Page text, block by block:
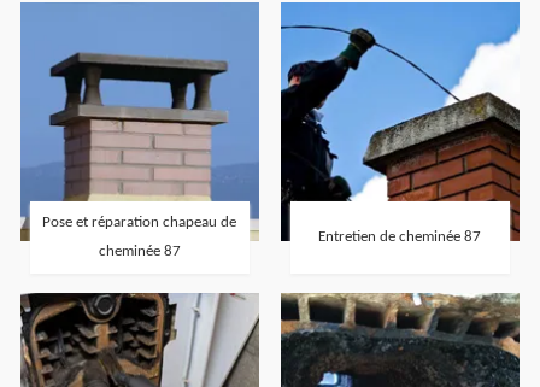
Pose et réparation chapeau de
cheminée 87
Entretien de cheminée 87